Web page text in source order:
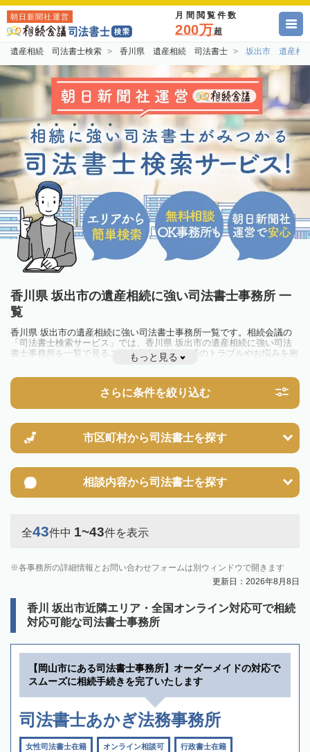
朝日新聞社運営 月間閲覧件数
200万超
遺産相続 司法書士検索 香川県 遺産相続 司法書士 坂出市 遺産相
香川県 坂出市の遺産相続に強い司法書士事務所 一
覧
香川県 坂出市の遺産相続に強い司法書士事務所一覧です。相続会議の
「司法書士検索サービス」では、香川県 坂出市の遺産相続に強い司法
書士事務所を一覧で見ることが出来ます。相続のトラブルやお悩みを抱
えている方は一度近隣の司法書士に相談してみましょう。
もっと見る
さらに条件を絞り込む
市区町村から司法書士を探す
相談内容から司法書士を探す
全43件中 1~43件を表示
各事務所の詳細情報とお問い合わせフォームは別ウィンドウで開きます
更新日：2026年8月8日
香川 坂出市近隣エリア・全国オンライン対応可で相続
対応可能な司法書士事務所
【岡山市にある司法書士事務所】オーダーメイドの対応で
スムーズに相続手続きを完了いたします
司法書士あかぎ法務事務所
女性司法書士在籍 オンライン相談可 行政書士在籍